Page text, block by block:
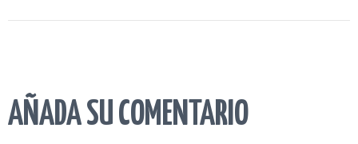
AÑADA SU COMENTARIO